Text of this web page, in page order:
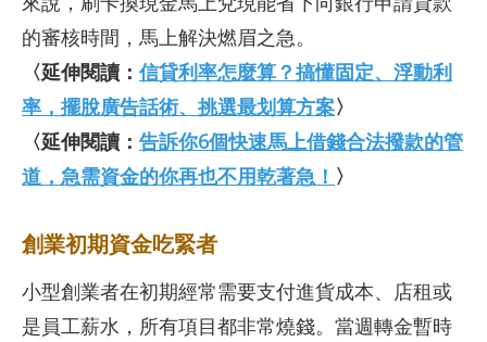
的審核時間，馬上解決燃眉之急。
〈延伸閱讀： 信貸利率怎麼算？搞懂固定、浮動利
率，擺脫廣告話術、挑選最划算方案〉
〈延伸閱讀： 告訴你6個快速馬上借錢合法撥款的管
道，急需資金的你再也不用乾著急！ 〉
創業初期資金吃緊者
小型創業者在初期經常需要支付進貨成本、店租或
是員工薪水，所有項目都非常燒錢。當週轉金暫時